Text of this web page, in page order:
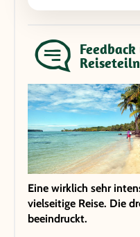
Eine wirklich sehr
vielseitige Reise. Die
beeindruckt.